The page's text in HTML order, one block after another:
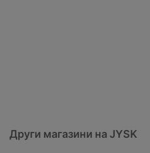
Други магазини на JYSK